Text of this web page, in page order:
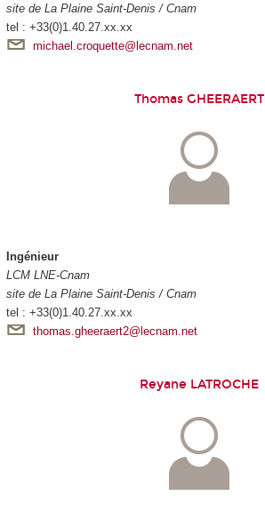
site de La Plaine Saint-Denis / Cnam
tel : +33(0)1.40.27.xx.xx
michael.croquette@lecnam.net
Thomas GHEERAERT
Ingénieur
LCM LNE-Cnam
site de La Plaine Saint-Denis / Cnam
tel : +33(0)1.40.27.xx.xx
thomas.gheeraert2@lecnam.net
Reyane LATROCHE